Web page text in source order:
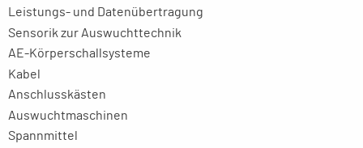
Leistungs- und Datenübertragung
Sensorik zur Auswuchttechnik
AE-Körperschallsysteme
Kabel
Anschlusskästen
Auswuchtmaschinen
Spannmittel